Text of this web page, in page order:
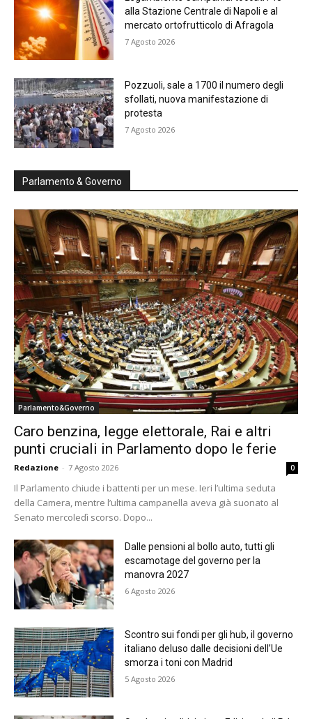
alla Stazione Centrale di Napoli e al
mercato ortofrutticolo di Afragola
7 Agosto 2026
Pozzuoli, sale a 1700 il numero degli
sfollati, nuova manifestazione di
protesta
7 Agosto 2026
Parlamento & Governo
Parlamento&Governo
Caro benzina, legge elettorale, Rai e altri
punti cruciali in Parlamento dopo le ferie
Redazione - 7 Agosto 2026 0
Il Parlamento chiude i battenti per un mese. Ieri l’ultima seduta
della Camera, mentre l’ultima campanella aveva già suonato al
Senato mercoledì scorso. Dopo...
Dalle pensioni al bollo auto, tutti gli
escamotage del governo per la
manovra 2027
6 Agosto 2026
Scontro sui fondi per gli hub, il governo
italiano deluso dalle decisioni dell’Ue
smorza i toni con Madrid
5 Agosto 2026